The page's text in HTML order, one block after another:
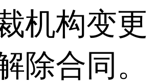
机构变更
除合同。